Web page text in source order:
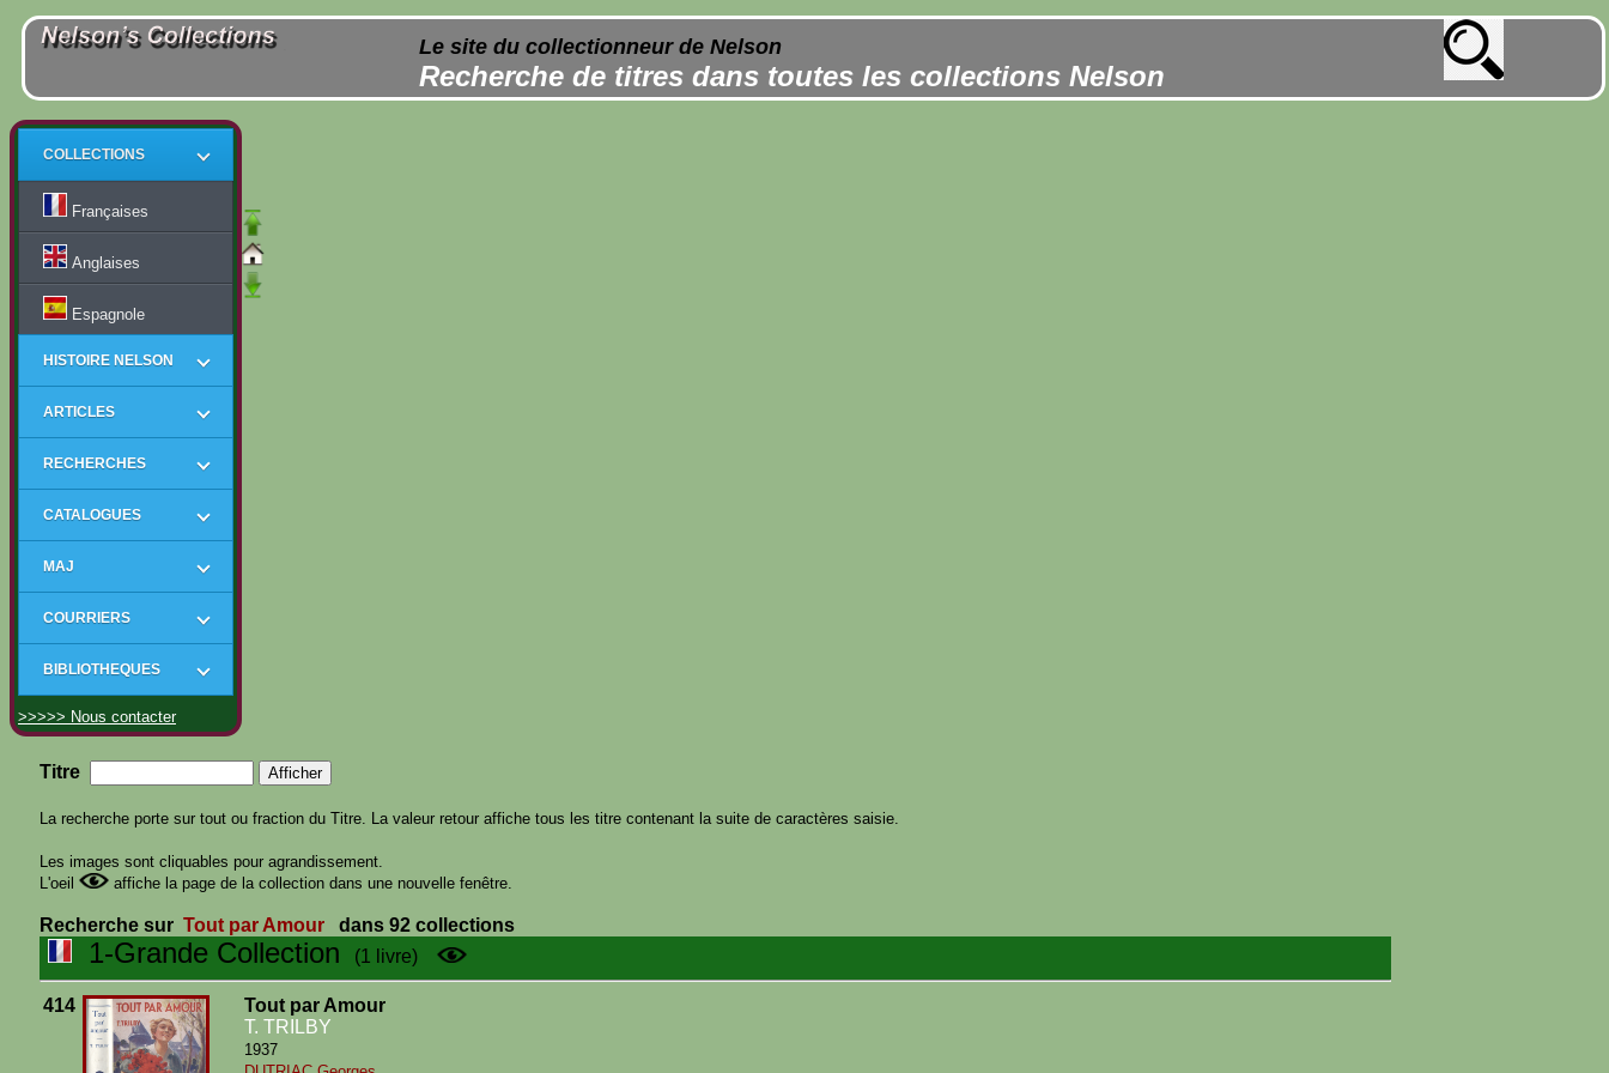
Le site du collectionneur de Nelson
Recherche de titres dans toutes les collections Nelson
COLLECTIONS
Françaises
Anglaises
Espagnole
HISTOIRE NELSON
ARTICLES
RECHERCHES
CATALOGUES
MAJ
COURRIERS
BIBLIOTHEQUES
>>>>> Nous contacter
Titre
La recherche porte sur tout ou fraction du Titre. La valeur retour affiche tous les titre contenant la suite de caractères saisie.
Les images sont cliquables pour agrandissement.
L'oeil
affiche la page de la collection dans une nouvelle fenêtre.
Recherche sur Tout par Amour dans 92 collections
1-Grande Collection (1 livre)
414
Tout par Amour
T. TRILBY
1937